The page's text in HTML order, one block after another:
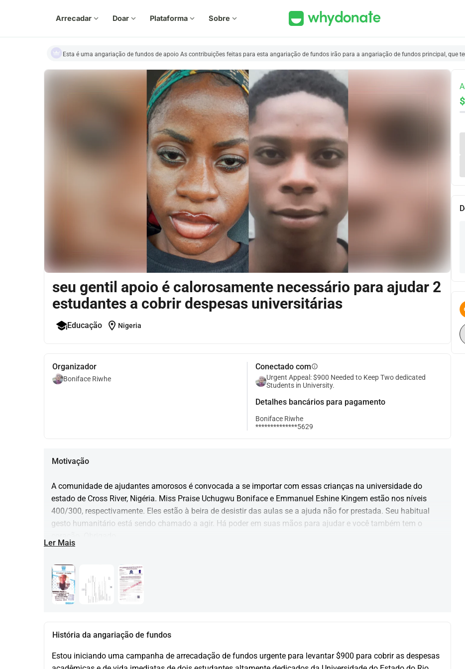
Arrecadar expand_more Doar expand_more Plataforma expand_more Sobre expand_more
Esta é uma angariação de fundos de apoio As contribuições feitas para esta angariação de fundos irão para a angariação de fundos principal, que
seu gentil apoio é calorosamente necessário para ajudar 2
estudantes a cobrir despesas universitárias
Educação location_on Nigeria
Organizador
Boniface Riwhe
Conectado cominfo
Urgent Appeal: $900 Needed to Keep Two dedicated
Students in University.
Detalhes bancários para pagamento
Boniface Riwhe
**************5629
Motivação
A comunidade de ajudantes amorosos é convocada a se importar com essas crianças na universidade do
estado de Cross River, Nigéria. Miss Praise Uchugwu Boniface e Emmanuel Eshine Kingem estão nos níveis
400/300, respectivamente. Eles estão à beira de desistir das aulas se a ajuda não for prestada. Seu habitual
gesto humanitário está sendo chamado a agir. Há poder em suas mãos para ajudar e você também tem o
Ler Mais
História da angariação de fundos
​​Estou iniciando uma campanha de arrecadação de fundos urgente para levantar $900 para cobrir as despesas